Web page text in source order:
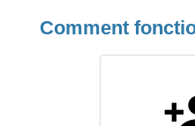
Comment